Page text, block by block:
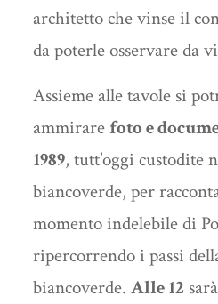
architetto che vinse il
da poterle osservare da
Assieme alle tavole si
ammirare foto e
1989, tutt’oggi custodite
biancoverde, per
momento indelebile di
ripercorrendo i passi
biancoverde. Alle 12